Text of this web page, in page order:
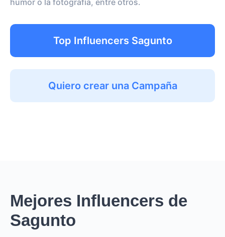
humor o la fotografía, entre otros.
Top Influencers Sagunto
Quiero crear una Campaña
Mejores Influencers de
Sagunto